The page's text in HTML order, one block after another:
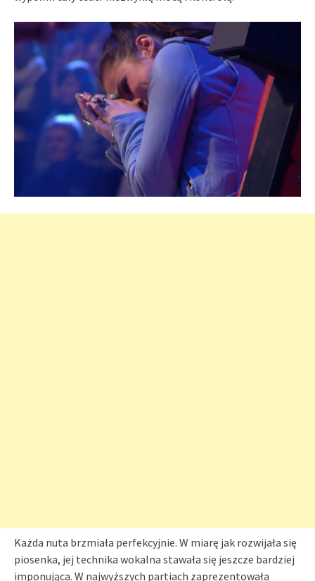
Każda nuta brzmiała perfekcyjnie. W miarę jak rozwijała się
piosenka, jej technika wokalna stawała się jeszcze bardziej
imponująca. W najwyższych partiach zaprezentowała